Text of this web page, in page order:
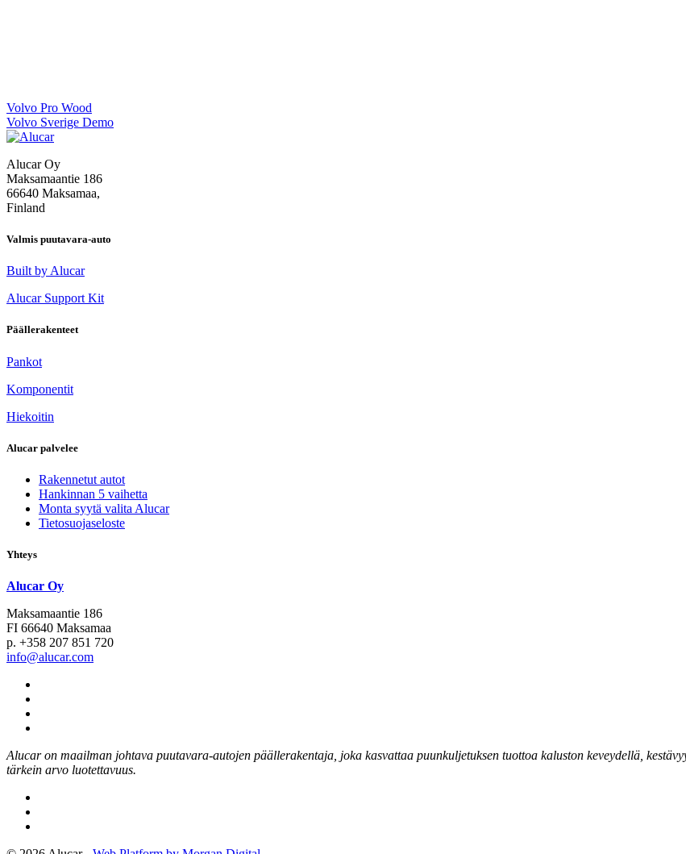
Artikkelien
selaus
Volvo Pro Wood
Volvo Sverige Demo
Alucar Oy
Maksamaantie 186
66640 Maksamaa,
Finland
Valmis puutavara-auto
Built by Alucar
Alucar Support Kit
Päällerakenteet
Pankot
Komponentit
Hiekoitin
Alucar palvelee
Rakennetut autot
Hankinnan 5 vaihetta
Monta syytä valita Alucar
Tietosuojaseloste
Yhteys
Alucar Oy
Maksamaantie 186
FI 66640 Maksamaa
p. +358 207 851 720
info@alucar.com
Alucar on maailman johtava puutavara-autojen päällerakentaja, joka kasvattaa puunkuljetuksen tuottoa kaluston keveydellä,
tärkein arvo luotettavuus.